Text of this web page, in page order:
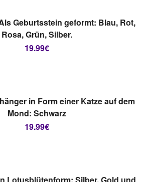
AUSFÜHRUNG WÄHLEN
Geburtsstein geformt: Blau, Rot,
Rosa, Grün, Silber.
19.99€
AUSFÜHRUNG WÄHLEN
in Form einer Katze auf dem
Mond: Schwarz
19.99€
AUSFÜHRUNG WÄHLEN
Lotusblütenform: Silber, Gold und